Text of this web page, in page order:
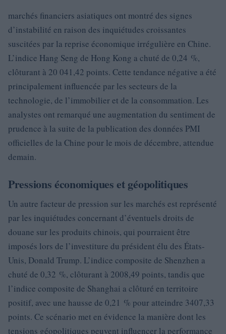
marchés financiers asiatiques ont montré des signes
d’instabilité en raison des inquiétudes croissantes
suscitées par la reprise économique irrégulière en Chine.
L’indice Hang Seng de Hong Kong a chuté de 0,24 %,
clôturant à 20 041,42 points. Cette tendance négative a été
principalement influencée par les secteurs de la
technologie, de l’immobilier et de la consommation. Les
analystes ont remarqué une augmentation du sentiment de
prudence à la suite de la publication des données PMI
officielles de la Chine pour le mois de décembre, attendue
demain.
Pressions économiques et géopolitiques
Un autre facteur de pression sur les marchés est représenté
par les inquiétudes concernant d’éventuels droits de
douane sur les produits chinois, qui pourraient être
imposés lors de l’investiture du président élu des États-
Unis, Donald Trump. L’indice composite de Shenzhen a
chuté de 0,32 %, clôturant à 2008,49 points, tandis que
l’indice composite de Shanghai a clôturé en territoire
positif, avec une hausse de 0,21 % pour atteindre 3407,33
points. Ce scénario met en évidence la manière dont les
tensions géopolitiques peuvent influencer la performance